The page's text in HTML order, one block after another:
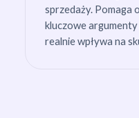
sprzedaży. Pomaga
kluczowe
realnie wpływa na